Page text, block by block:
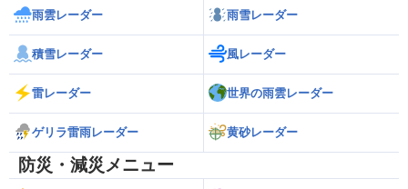
雨雲レーダー 雨雪レーダー
積雪レーダー 風レーダー
雷レーダー 世界の雨雲レーダー
ゲリラ雷雨レーダー 黄砂レーダー
防災・減災メニュー